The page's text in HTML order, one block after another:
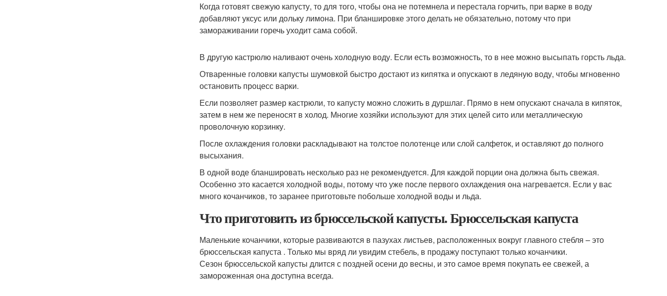
Когда готовят свежую капусту, то для того, чтобы она не потемнела и перестала горчить, при варке в воду
добавляют уксус или дольку лимона. При бланшировке этого делать не обязательно, потому что при
замораживании горечь уходит сама собой.
В другую кастрюлю наливают очень холодную воду. Если есть возможность, то в нее можно высыпать горсть льда.
Отваренные головки капусты шумовкой быстро достают из кипятка и опускают в ледяную воду, чтобы мгновенно
остановить процесс варки.
Если позволяет размер кастрюли, то капусту можно сложить в дуршлаг. Прямо в нем опускают сначала в кипяток,
затем в нем же переносят в холод. Многие хозяйки используют для этих целей сито или металлическую
проволочную корзинку.
После охлаждения головки раскладывают на толстое полотенце или слой салфеток, и оставляют до полного
высыхания.
В одной воде бланшировать несколько раз не рекомендуется. Для каждой порции она должна быть свежая.
Особенно это касается холодной воды, потому что уже после первого охлаждения она нагревается. Если у вас
много кочанчиков, то заранее приготовьте побольше холодной воды и льда.
Что приготовить из брюссельской капусты. Брюссельская капуста
Маленькие кочанчики, которые развиваются в пазухах листьев, расположенных вокруг главного стебля – это
брюссельская капуста . Только мы вряд ли увидим стебель, в продажу поступают только кочанчики.
Сезон брюссельской капусты длится с поздней осени до весны, и это самое время покупать ее свежей, а
замороженная она доступна всегда.